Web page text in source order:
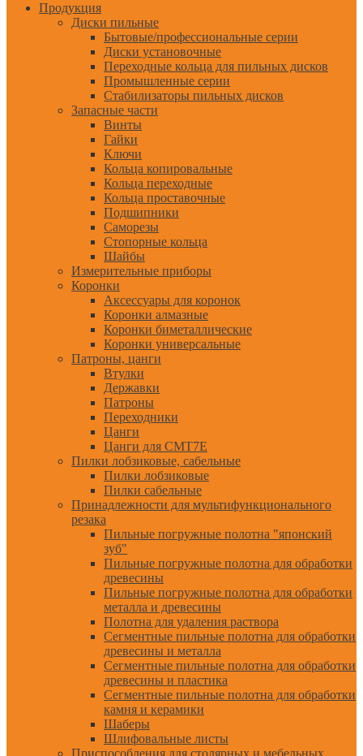
Продукция
Диски пильные
Бытовые/профессиональные серии
Диски установочные
Переходные кольца для пильных дисков
Промышленные серии
Стабилизаторы пильных дисков
Запасные части
Винты
Гайки
Ключи
Кольца копировальные
Кольца переходные
Кольца проставочные
Подшипники
Саморезы
Стопорные кольца
Шайбы
Измерительные приборы
Коронки
Аксессуары для коронок
Коронки алмазные
Коронки биметаллические
Коронки универсальные
Патроны, цанги
Втулки
Державки
Патроны
Переходники
Цанги
Цанги для CMT7E
Пилки лобзиковые, сабельные
Пилки лобзиковые
Пилки сабельные
Принадлежности для мультифункционального
резака
Пильные погружные полотна "японский
зуб"
Пильные погружные полотна для обработки
древесины
Пильные погружные полотна для обработки
металла и древесины
Полотна для удаления раствора
Сегментные пильные полотна для обработки
древесины и металла
Сегментные пильные полотна для обработки
древесины и пластика
Сегментные пильные полотна для обработки
камня и керамики
Шаберы
Шлифовальные листы
Приспособления для столярных и мебельных